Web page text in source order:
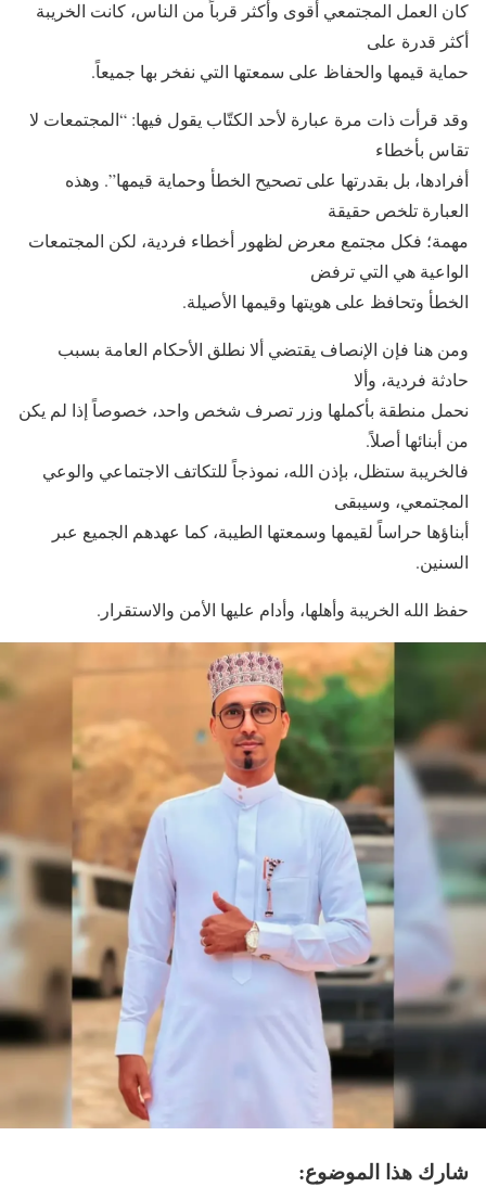
كان العمل المجتمعي أقوى وأكثر قرباً من الناس، كانت الخريبة
أكثر قدرة على
حماية قيمها والحفاظ على سمعتها التي نفخر بها جميعاً.
وقد قرأت ذات مرة عبارة لأحد الكتّاب يقول فيها: “المجتمعات لا
تقاس بأخطاء
أفرادها، بل بقدرتها على تصحيح الخطأ وحماية قيمها”. وهذه
العبارة تلخص حقيقة
مهمة؛ فكل مجتمع معرض لظهور أخطاء فردية، لكن المجتمعات
الواعية هي التي ترفض
الخطأ وتحافظ على هويتها وقيمها الأصيلة.
ومن هنا فإن الإنصاف يقتضي ألا نطلق الأحكام العامة بسبب
حادثة فردية، وألا
نحمل منطقة بأكملها وزر تصرف شخص واحد، خصوصاً إذا لم يكن
من أبنائها أصلاً.
فالخريبة ستظل، بإذن الله، نموذجاً للتكاتف الاجتماعي والوعي
المجتمعي، وسيبقى
أبناؤها حراساً لقيمها وسمعتها الطيبة، كما عهدهم الجميع عبر
السنين.
حفظ الله الخريبة وأهلها، وأدام عليها الأمن والاستقرار.
شارك هذا الموضوع: